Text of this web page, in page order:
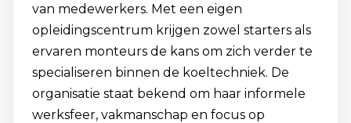
van medewerkers. Met een eigen
opleidingscentrum krijgen zowel starters als
ervaren monteurs de kans om zich verder te
specialiseren binnen de koeltechniek. De
organisatie staat bekend om haar informele
werksfeer, vakmanschap en focus op